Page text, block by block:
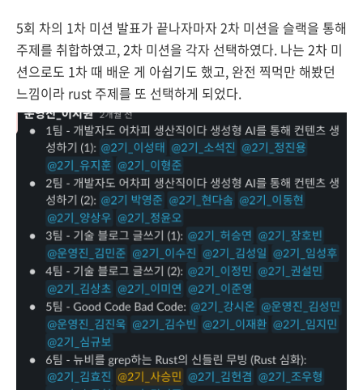
5회 차의 1차 미션 발표가 끝나자마자 2차 미션을 슬랙을 통해
주제를 취합하였고, 2차 미션을 각자 선택하였다. 나는 2차 미
션으로도 1차 때 배운 게 아쉽기도 했고, 완전 찍먹만 해봤던
느낌이라 rust 주제를 또 선택하게 되었다.